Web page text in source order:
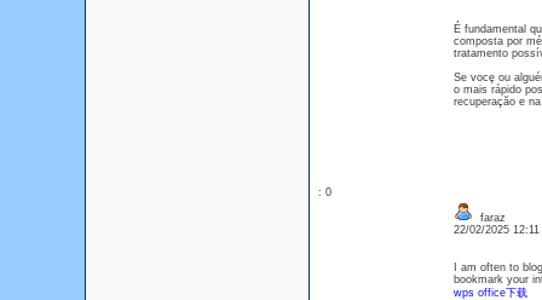
É fundamental
composta por
tratamento
Se vocę ou
o mais rápido
recuperaçăo e
: 0
faraz
22/02/2025
I am often to
bookmark your
wps office下载